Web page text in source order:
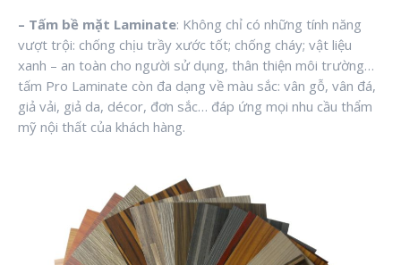
– Tấm bề mặt Laminate: Không chỉ có những tính năng
vượt trội: chống chịu trầy xước tốt; chống cháy; vật liệu
xanh – an toàn cho người sử dụng, thân thiện môi trường…
tấm Pro Laminate còn đa dạng về màu sắc: vân gỗ, vân đá,
giả vải, giả da, décor, đơn sắc… đáp ứng mọi nhu cầu thẩm
mỹ nội thất của khách hàng.